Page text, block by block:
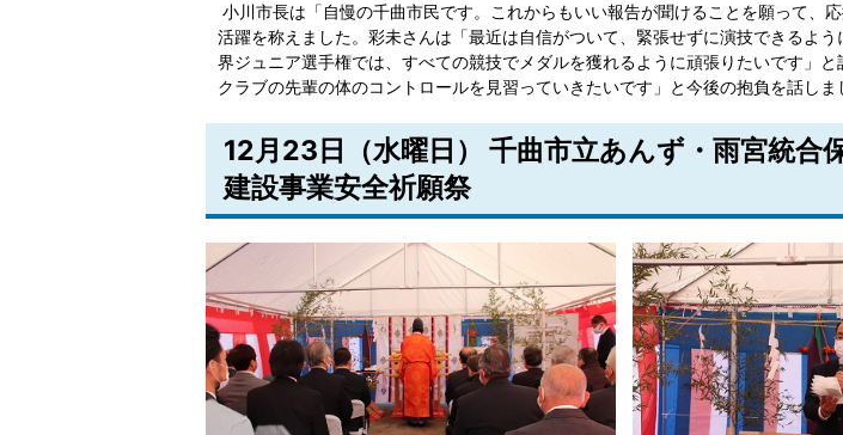
小川市長は「自慢の千曲市民です。これからもいい報告が聞けることを願って、
活躍を称えました。彩未さんは「最近は自信がついて、緊張せずに演技できるよ
界ジュニア選手権では、すべての競技でメダルを獲れるように頑張りたいです」
クラブの先輩の体のコントロールを見習っていきたいです」と今後の抱負を話しま
12月23日（水曜日） 千曲市立あんず・雨宮統合
建設事業安全祈願祭